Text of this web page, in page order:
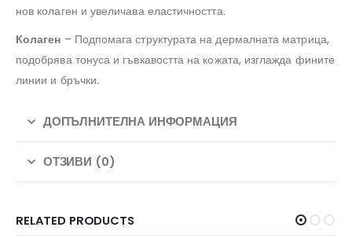
нов колаген и увеличава еластичността.
Колаген – Подпомага структурата на дермалната матрица,
подобрява тонуса и гъвкавостта на кожата, изглажда фините
линии и бръчки.
ДОПЪЛНИТЕЛНА ИНФОРМАЦИЯ
ОТЗИВИ (0)
RELATED PRODUCTS